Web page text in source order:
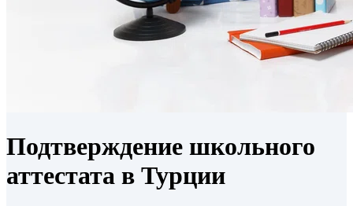
Подтверждение школьного
аттестата в Турции